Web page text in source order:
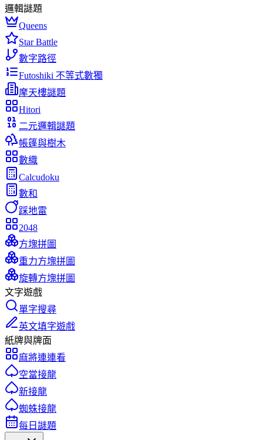
邏輯謎題
Queens
Star Battle
數字路徑
Futoshiki 不等式數獨
摩天樓謎題
Hitori
二元邏輯謎題
帳篷與樹木
數織
Calcudoku
數和
踩地雷
2048
方塊拼圖
重力方塊拼圖
旋轉方塊拼圖
文字遊戲
單字搜尋
英文填字遊戲
紙牌與牌面
麻將連連看
空當接龍
新接龍
蜘蛛接龍
每日謎題